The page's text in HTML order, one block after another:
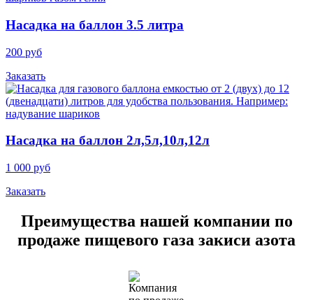
Насадка на баллон 3.5 литра
200 руб
Заказать
Насадка на баллон 2л,5л,10л,12л
1 000 руб
Заказать
Преимущества нашей компании по
продаже пищевого газа закиси азота